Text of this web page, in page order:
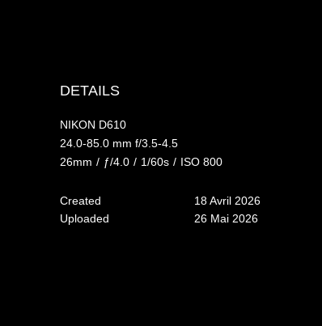
DETAILS
NIKON D610
24.0-85.0 mm f/3.5-4.5
26mm / ƒ/4.0 / 1/60s / ISO 800
Created
18 Avril 2026
Uploaded
26 Mai 2026